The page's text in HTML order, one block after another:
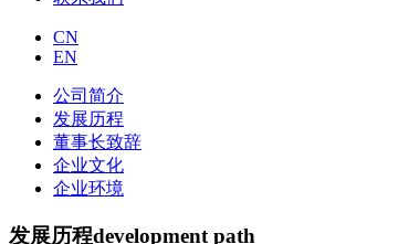
CN
EN
公司简介
发展历程
董事长致辞
企业文化
企业环境
发展历程development path